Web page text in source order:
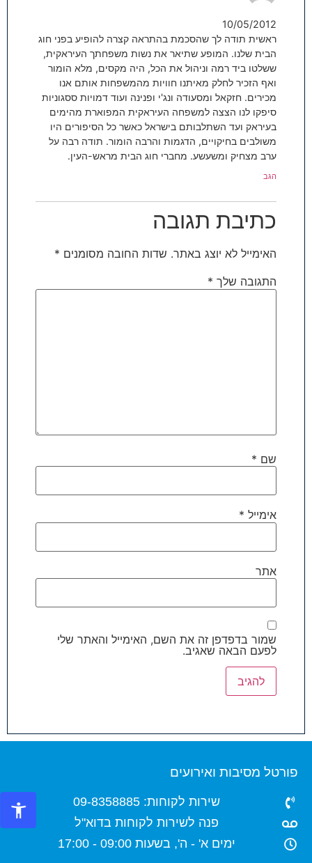
10/05/2012
ראשית תודה לך שהסכמת בהתראה קצרה להופיע בפני חוג
הבית שלנו. המופע שתיאר את נשות משפחתך העיראקית,
ששלטו ביד רמה וניהול את הכל, היה מקסים, מלא הומור
ואף הזכיר לחלק מאיתנו חוויות מהמשפחות אותם אנו
מכירים. חזקאל ומסעודה ונג'י ופנינה ועוד דמויות ססגוניות
סיפקו לנו הצצה למשפחה העיראקית המפוארת מהימים
בעיראק ועד השתלבותם בישראל כאשר כל הסיפורים היו
משולבים בחיקויים, הדגמות והרבה הומור. תודה רבה על
ערב מצחיק ומשעשע. מחברי חוג הבית מראש-העין.
הגב
כתיבת תגובה
האימייל לא יוצג באתר. שדות החובה מסומנים *
התגובה שלך *
שם *
אימייל *
אתר
שמור בדפדפן זה את השם, האימייל והאתר שלי
לפעם הבאה שאגיב.
פורטל מסיבות ואירועים
שירות לקוחות: 09-8358885
פנה לשירות לקוחות בדוא"ל
ימים א' - ה', בשעות 09:00 - 17:00